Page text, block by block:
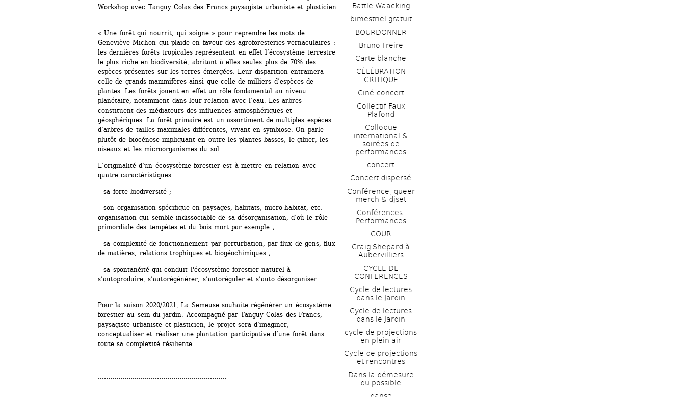
Workshop avec Tanguy Colas des Francs paysagiste urbaniste et plasticien
« Une forêt qui nourrit, qui soigne » pour reprendre les mots de
Geneviève Michon qui plaide en faveur des agroforesteries vernaculaires :
les dernières forêts tropicales représentent en effet l’écosystème terrestre
le plus riche en biodiversité, abritant à elles seules plus de 70% des
espèces présentes sur les terres émergées. Leur disparition entrainera
celle de grands mammifères ainsi que celle de milliers d’espèces de
plantes. Les forêts jouent en effet un rôle fondamental au niveau
planétaire, notamment dans leur relation avec l’eau. Les arbres
constituent des médiateurs des influences atmosphériques et
géosphériques. La forêt primaire est un assortiment de multiples espèces
d’arbres de tailles maximales différentes, vivant en symbiose. On parle
plutôt de biocénose impliquant en outre les plantes basses, le gibier, les
oiseaux et les microorganismes du sol.
L’originalité d’un écosystème forestier est à mettre en relation avec
quatre caractéristiques :
– sa forte biodiversité ;
– son organisation spécifique en paysages, habitats, micro-habitat, etc. —
organisation qui semble indissociable de sa désorganisation, d’où le rôle
primordiale des tempêtes et du bois mort par exemple ;
– sa complexité de fonctionnement par perturbation, par flux de gens, flux
de matières, relations trophiques et biogéochimiques ;
– sa spontanéité qui conduit l'écosystème forestier naturel à
s’autoproduire, s’autorégénérer, s’autoréguler et s’auto désorganiser.
Pour la saison 2020/2021, La Semeuse souhaite régénérer un écosystème
forestier au sein du jardin. Accompagné par Tanguy Colas des Francs,
paysagiste urbaniste et plasticien, le projet sera d’imaginer,
conceptualiser et réaliser une plantation participative d’une forêt dans
toute sa complexité résiliente.
...............................................................
Battle Waacking
bimestriel gratuit
BOURDONNER
Bruno Freire
Carte blanche
CÉLÉBRATION
CRITIQUE
Ciné-concert
Collectif Faux
Plafond
Colloque
international &
soirées de
performances
concert
Concert dispersé
Conférence, queer
merch & djset
Conférences-
Performances
COUR
Craig Shepard à
Aubervilliers
CYCLE DE
CONFERENCES
Cycle de lectures
dans le Jardin
Cycle de lectures
dans le Jardin
cycle de projections
en plein air
Cycle de projections
et rencontres
Dans la démesure
du possible